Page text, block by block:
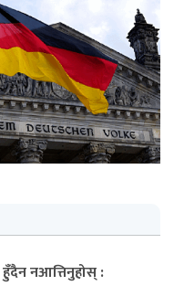
नआत्तिनुहोस् :